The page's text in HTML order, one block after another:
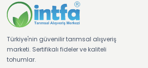
Türkiye'nin güvenilir tarımsal alışveriş
marketi. Sertifikalı fideler ve kaliteli
tohumlar.